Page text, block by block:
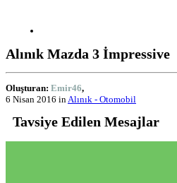
Alınık Mazda 3 İmpressive
Oluşturan: Emir46,
6 Nisan 2016 in Alınık - Otomobil
Tavsiye Edilen Mesajlar